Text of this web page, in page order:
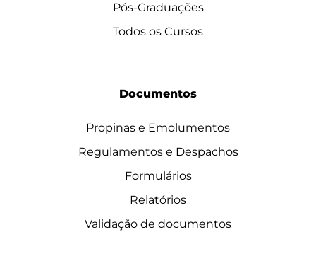
Pós-Graduações
Todos os Cursos
Documentos
Propinas e Emolumentos
Regulamentos e Despachos
Formulários
Relatórios
Validação de documentos